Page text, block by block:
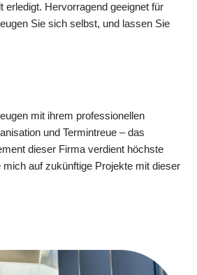
erledigt. Hervorragend geeignet für
Sie sich selbst, und lassen Sie
mit ihrem professionellen
und Termintreue – das
dieser Firma verdient höchste
auf zukünftige Projekte mit dieser